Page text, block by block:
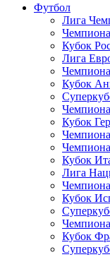
Футбол
Лига
Кубок
Лига
Кубок
Кубок
Кубок
Лига
Кубок
Кубок